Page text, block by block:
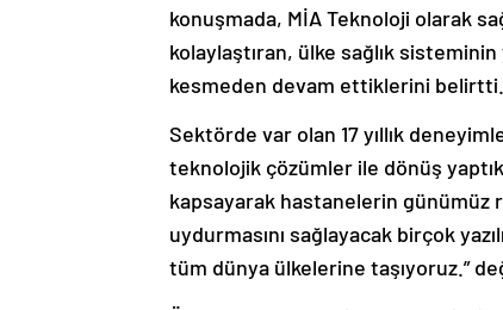
konuşmada, MİA Teknoloji olarak
kolaylaştıran, ülke sağlık sisteminin
kesmeden devam ettiklerini belirtti.
Sektörde var olan 17 yıllık
teknolojik çözümler ile dönüş
kapsayarak hastanelerin günümüz
uydurmasını sağlayacak birçok
tüm dünya ülkelerine taşıyoruz.”